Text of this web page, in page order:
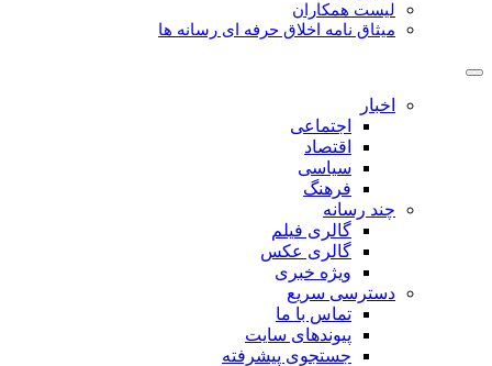
لیست همکاران
میثاق نامه اخلاق حرفه ای رسانه ها
اخبار
اجتماعی
اقتصاد
سیاسی
فرهنگ
چند رسانه
گالری فیلم
گالری عکس
ویژه خبری
دسترسی سریع
تماس با ما
پیوندهای سایت
جستجوی پیشرفته